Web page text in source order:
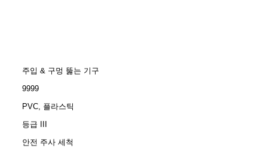
주입 & 구멍 뚫는 기구
9999
PVC, 플라스틱
등급 III
안전 주사 세척